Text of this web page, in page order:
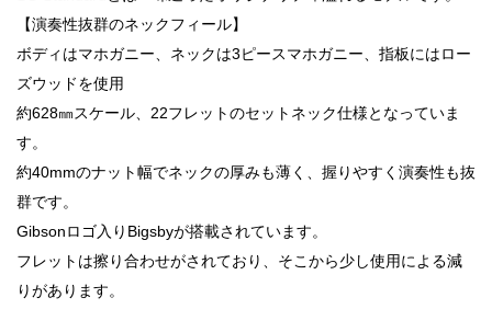
【演奏性抜群のネックフィール】
ボディはマホガニー、ネックは3ピースマホガニー、指板にはロー
ズウッドを使用
約628㎜スケール、22フレットのセットネック仕様となっていま
す。
約40mmのナット幅でネックの厚みも薄く、握りやすく演奏性も抜
群です。
Gibsonロゴ入りBigsbyが搭載されています。
フレットは擦り合わせがされており、そこから少し使用による減
りがあります。